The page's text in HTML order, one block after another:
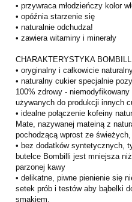
• przywraca młodzieńczy kolor
• opóźnia starzenie się
• naturalnie odchudza!
• zawiera witaminy i minerały
CHARAKTERYSTYKA
• oryginalny i całkowicie
• naturalny cukier specjalnie
100% zdrowy -
używanych do produkcji innych
• idealne połączenie kofeiny
Mate, nazywanej mateiną z
pochodzącą wprost ze
• bez dodatków syntetycznych,
butelce Bombilli jest mniejsza
parzonej kawy
• delikatne, piwne pienienie się
setek prób i testów aby bąbelki
smakiem.